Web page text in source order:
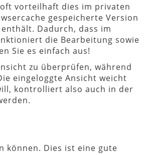
vorteilhaft dies im privaten
gespeicherte Version
Dadurch, dass im
die Bearbeitung sowie
Sie es einfach aus!
zu überprüfen, während
eingeloggte Ansicht weicht
kontrolliert also auch in der
können. Dies ist eine gute